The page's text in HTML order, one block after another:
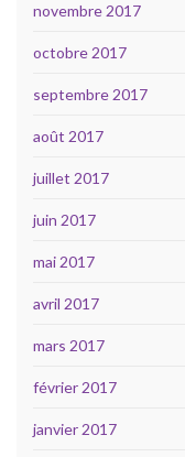
novembre 2017
octobre 2017
septembre 2017
août 2017
juillet 2017
juin 2017
mai 2017
avril 2017
mars 2017
février 2017
janvier 2017